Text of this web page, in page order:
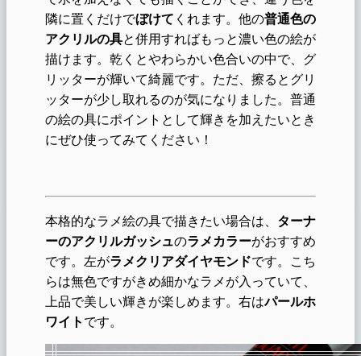
隣に置くだけでぼけて くれます。他の普通色の
アクリルの具と併用すればもっと濃い色の絵が
描けます。乾くとやわらかい色合いの中で、グ
リッターが輝いて綺麗です。ただ、擦るとグリ
ッターが少し取れるのが気になりました。普通
の絵の具にポイントとして輝きを加えたいとき
にぜひ使ってみてください！
本格的なラメ絵の具で描きたい場合は、 ターナ
ーのアクリルガッシュのラメカラーがおすすめ
です。左がラメクリアダイヤモンドです。こち
らは無色ですがきめ細かなラメが入っていて、
上品で美しい輝きが楽しめます。右はパールホ
ワイト です。